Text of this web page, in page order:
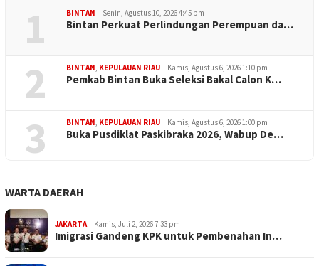
1 BINTAN Senin, Agustus 10, 2026 4:45 pm
Bintan Perkuat Perlindungan Perempuan da…
2 BINTAN KEPULAUAN RIAU Kamis, Agustus 6, 2026 1:10 pm
Pemkab Bintan Buka Seleksi Bakal Calon K…
3 BINTAN KEPULAUAN RIAU Kamis, Agustus 6, 2026 1:00 pm
Buka Pusdiklat Paskibraka 2026, Wabup De…
WARTA DAERAH
JAKARTA Kamis, Juli 2, 2026 7:33 pm
Imigrasi Gandeng KPK untuk Pembenahan In…